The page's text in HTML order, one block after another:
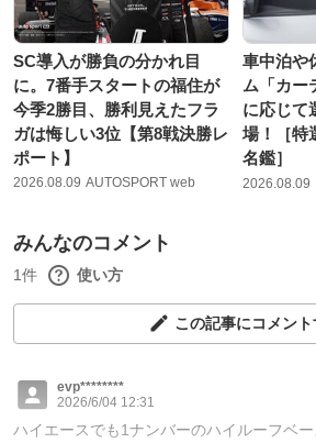
SC導入が勝負の分かれ目
に。7番手スタートの福住が
今季2勝目、勝利見えたフラ
ガは悔しい3位【第8戦決勝レ
ポート】
2026.08.09 AUTOSPORT web
車中泊や
ム「カー
に応じて
場！［特
名鑑］
2026.08.09
みんなのコメント
1件 使い方
この記事にコメント
evp********
2026/6/04 12:31
ハイエースでも1ナンバーのハイルーフベ